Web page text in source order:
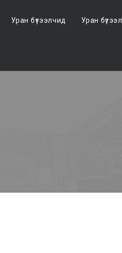
Уран бүтээлчид Уран бүтээл